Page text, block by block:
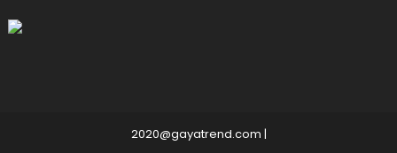
2020@gayatrend.com |